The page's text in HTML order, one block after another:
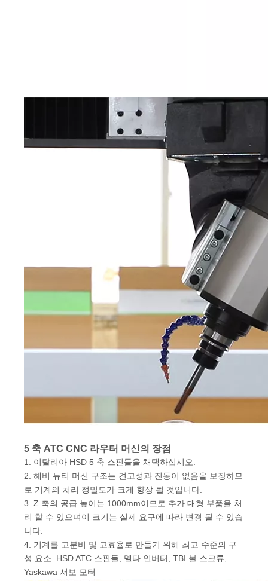
5 축 ATC CNC 라우터 머신의 장점
1. 이탈리아 HSD 5 축 스핀들을 채택하십시오.
2. 헤비 듀티 머신 구조는 견고성과 진동이 없음을 보장하므
로 기계의 처리 정밀도가 크게 향상 될 것입니다.
3. Z 축의 공급 높이는 1000mm이므로 추가 대형 부품을 처
리 할 수 ​​있으며이 크기는 실제 요구에 따라 변경 될 수 있습
니다.
4. 기계를 고분비 및 고효율로 만들기 위해 최고 수준의 구
성 요소. HSD ATC 스핀들, 델타 인버터, TBI 볼 스크류,
Yaskawa 서보 모터